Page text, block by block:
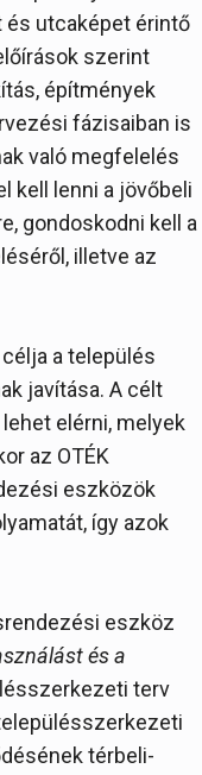
és utcaképet érintő
szerint
építmények
fázisaiban is
való megfelelés
kell lenni a jövőbeli
gondoskodni kell a
illetve az
a település
javítása. A célt
elérni, melyek
az OTÉK
eszközök
így azok
eszköz
és a
terv
térbeli-